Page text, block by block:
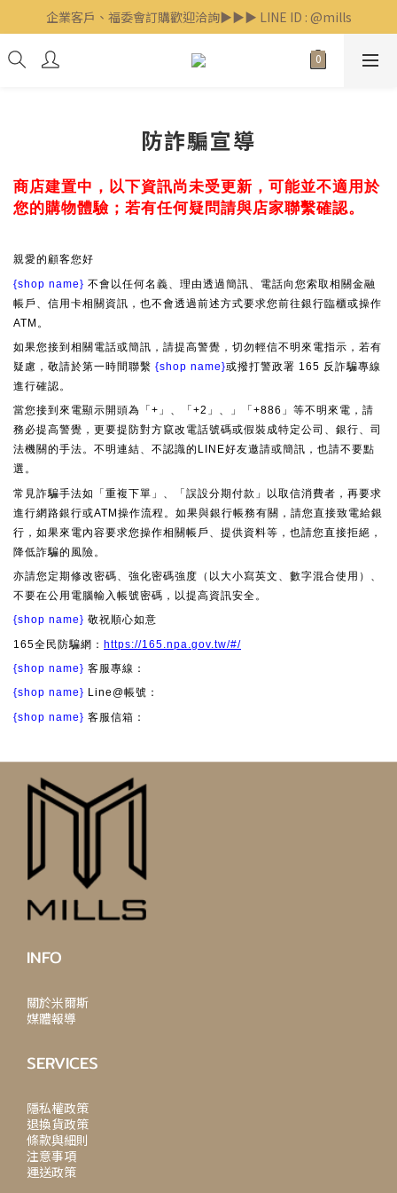
🛎米爾斯官方 LINE【專人線上客服】 點我！
企業客戶、福委會訂購歡迎洽詢▶▶▶ LINE ID : @mills
🛎米爾斯官方 LINE【專人線上客服】 點我！
防詐騙宣導
商店建置中，以下資訊尚未受更新，可能並不適用於
您的購物體驗；若有任何疑問請與店家聯繫確認。
親愛的顧客您好
{shop name} 不會以任何名義、理由透過簡訊、電話向您索取相關金融
帳戶、信用卡相關資訊，也不會透過前述方式要求您前往銀行臨櫃或操作
ATM。
如果您接到相關電話或簡訊，請提高警覺，切勿輕信不明來電指示，若有
疑慮，敬請於第一時間聯繫 {shop name}或撥打警政署 165 反詐騙專線
進行確認。
當您接到來電顯示開頭為「+」、「+2」、」「+886」等不明來電，請
務必提高警覺，更要提防對方竄改電話號碼或假裝成特定公司、銀行、司
法機關的手法。不明連結、不認識的LINE好友邀請或簡訊，也請不要點
選。
常見詐騙手法如「重複下單」、「誤設分期付款」以取信消費者，再要求
進行網路銀行或ATM操作流程。如果與銀行帳務有關，請您直接致電給銀
行，如果來電內容要求您操作相關帳戶、提供資料等，也請您直接拒絕，
降低詐騙的風險。
亦請您定期修改密碼、強化密碼強度（以大小寫英文、數字混合使用）、
不要在公用電腦輸入帳號密碼，以提高資訊安全。
{shop name} 敬祝順心如意
165全民防騙網： https://165.npa.gov.tw/#/
{shop name} 客服專線：
{shop name} Line@帳號：
{shop name} 客服信箱：
INFO
關於米爾斯
媒體報導
SERVICES
隱私權政策
退換貨政策
條款與細則
注意事項
運送政策